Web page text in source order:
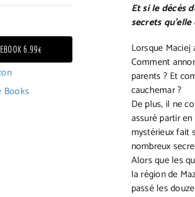
EBOOK 6.99€
Et si le décès
secrets
Lorsque Maciej
Comment
parents ? Et
cauchemar ?
De plus, il ne
assuré partir
mystérieux fait
nombreux
Alors que les
la région de
passé les